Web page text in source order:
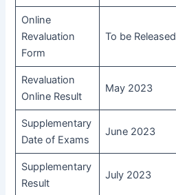
Online
Revaluation
Form
To be Released
Revaluation
Online Result
May 2023
Supplementary
Date of Exams
June 2023
Supplementary
Result
July 2023